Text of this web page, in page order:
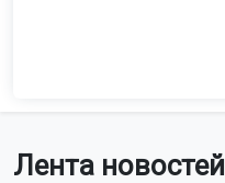
Лента новостей